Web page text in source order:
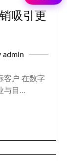
吸引更
admin
客户 在数字
与目…